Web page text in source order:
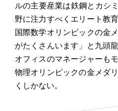
ルの主要産業は鉄鋼とカシ
野に注力すべくエリート教
国際数学オリンピックの金
がたくさんいます」と九頭
オフィスのマネージャーも
物理オリンピックの金メダ
くしかない。